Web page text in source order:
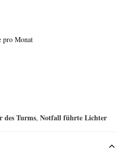
pro Monat
des Turms, Notfall führte Lichter